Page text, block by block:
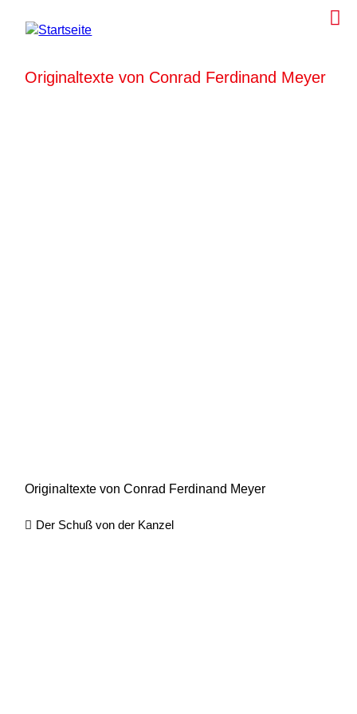
Originaltexte von Conrad Ferdinand Meyer
Originaltexte von Conrad Ferdinand Meyer
Der Schuß von der Kanzel